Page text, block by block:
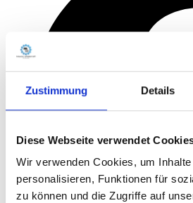
Zustimmung Details
Diese Webseite verwendet
Wir verwenden Cookies, um
personalisieren, Funktionen für
zu können und die Zugriffe auf